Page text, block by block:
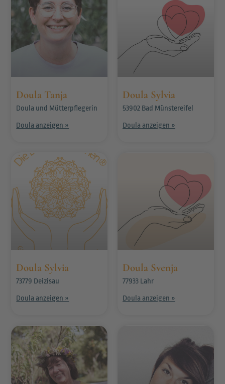
Doula Tanja
Doula und Mütterpflegerin
Doula anzeigen »
Doula Sylvia
53902 Bad Münstereifel
Doula anzeigen »
Doula Sylvia
73779 Deizisau
Doula anzeigen »
Doula Svenja
77933 Lahr
Doula anzeigen »